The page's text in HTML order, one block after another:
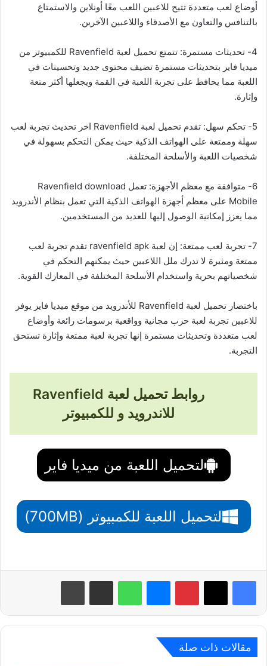
أوضاع لعب متعددة تتيح للاعبين اللعب معًا أونلاين والاستمتاع
بالتنافس والتعاون مع الأصدقاء واللاعبين الآخرين.
4- تحديثات مستمرة: تتمتع تحميل لعبة Ravenfield للكمبيوتر من
ميديا فاير بتحديثات مستمرة تضيف محتوى جديد وتحسينات في
اللعبة مما يحافظ على تجربة اللعبة في القمة ويجعلها أكثر متعة
وإثارة.
5- تحكم سهل: تقدم تحميل لعبة Ravenfield اخر تحديث تجربة لعب
سهلة وممتعة على الهواتف الذكية حيث يمكن التحكم بسهولة في
شخصيات اللعبة والأسلحة المختلفة.
6- متوافقة مع معظم الأجهزة: تعمل Ravenfield download
Mobile على معظم أجهزة الهواتف الذكية التي تعمل بنظام الأندرويد
مما يعزز إمكانية الوصول إليها للعديد من المستخدمين.
7- تجربة لعب ممتعة: إن لعبة ravenfield apk تقدم تجربة لعب
ممتعة ومثيرة لا تدرك ملل اللاعبين حيث يمكنهم التحكم في
شخصياتهم بحرية واستخدام الأسلحة المختلفة في المعارك القوية.
باختصار تحميل لعبة Ravenfield للأندرويد من موقع ميديا فاير يوفر
للاعبين تجربة لعبة حرب مجانية وواقعية برسومات رائعة وأوضاع
لعب متعددة وتحديثات مستمرة إنها تجربة لعبة ممتعة وإثارة تستحق
التجربة.
روابط تحميل لعبة Ravenfield
للاندرويد و للكمبيوتر
لتحميل اللعبة من ميديا فاير
لتحميل اللعبة للكمبيوتر (700MB)
بينتيريست واتساب
مقالات ذات صلة